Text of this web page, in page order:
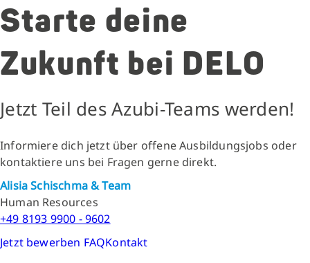
Starte deine
Zukunft bei DELO
Jetzt Teil des Azubi-Teams werden!
Informiere dich jetzt über offene Ausbildungsjobs oder
kontaktiere uns bei Fragen gerne direkt.
Alisia Schischma & Team
Human Resources
+49 8193 9900 - 9602
Jetzt bewerben FAQKontakt